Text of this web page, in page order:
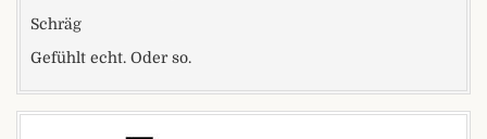
Schräg
Gefühlt echt. Oder so.